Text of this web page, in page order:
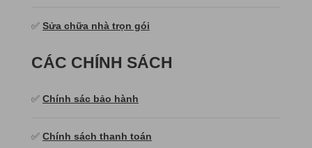
✅ Sửa chữa nhà trọn gói
CÁC CHÍNH SÁCH
✅ Chính sác bảo hành
✅ Chính sách thanh toán